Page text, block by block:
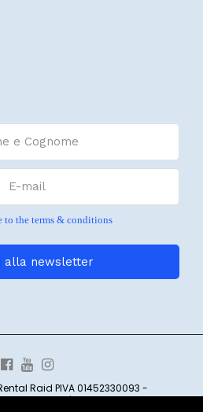
to the terms & conditions
Raid PIVA 01452330093 -
LERRONE SV | web:CREOSITI